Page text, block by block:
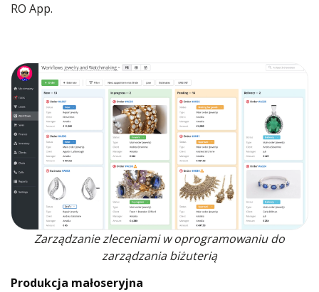
RO App.
Zarządzanie zleceniami w oprogramowaniu do
zarządzania biżuterią
Produkcja małoseryjna